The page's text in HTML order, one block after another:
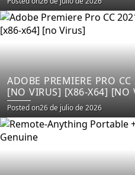
ADOBE PREMIERE PRO
[NO VIRUS] [X86-X64] [NO
Posted on26 de julio de 2026